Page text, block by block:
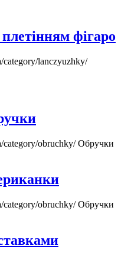
фігаро
category/lanczyuzhky/
category/obruchky/Обручки
category/obruchky/Обручки